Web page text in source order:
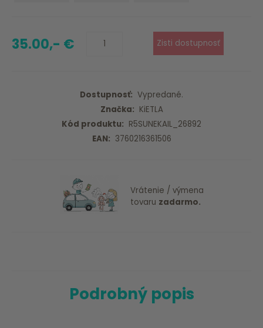
35.00,- €
Dostupnosť: Vypredané.
Značka: KiETLA
Kód produktu: R5SUNEKAIL_26892
EAN: 3760216361506
Vrátenie / výmena
tovaru zadarmo.
Podrobný popis